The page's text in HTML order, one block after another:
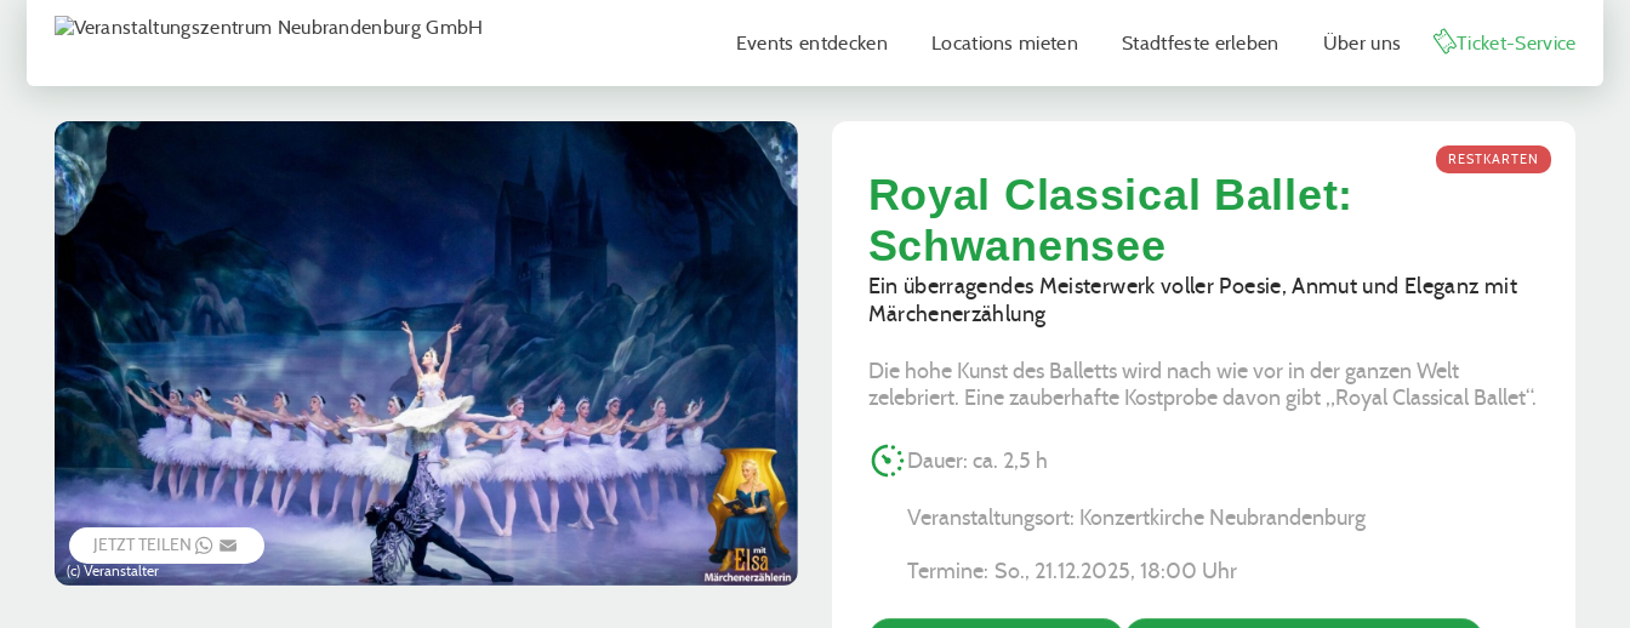
Events entdecken Locations mieten Stadtfeste erleben Über uns Ticket-Service
(c) Veranstalter
JETZT TEILEN WHATSAPP
EMAIL
RESTKARTEN
Royal Classical Ballet:
Schwanensee
Ein überragendes Meisterwerk voller Poesie, Anmut und Eleganz mit
Märchenerzählung
Die hohe Kunst des Balletts wird nach wie vor in der ganzen Welt
zelebriert. Eine zauberhafte Kostprobe davon gibt „Royal Classical Ballet“.
Dauer: ca. 2,5 h
Veranstaltungsort: Konzertkirche Neubrandenburg
Termine: So., 21.12.2025, ­18:00 Uhr